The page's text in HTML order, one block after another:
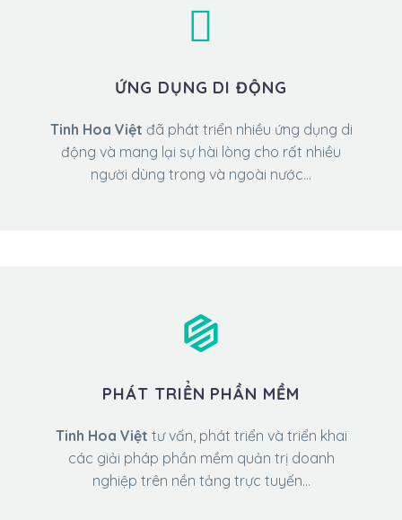
ỨNG DỤNG DI ĐỘNG
Tinh Hoa Việt đã phát triển nhiều ứng dụng di
động và mang lại sự hài lòng cho rất nhiều
người dùng trong và ngoài nước…
PHÁT TRIỂN PHẦN MỀM
Tinh Hoa Việt tư vấn, phát triển và triển khai
các giải pháp phần mềm quản trị doanh
nghiệp trên nền tảng trực tuyến…